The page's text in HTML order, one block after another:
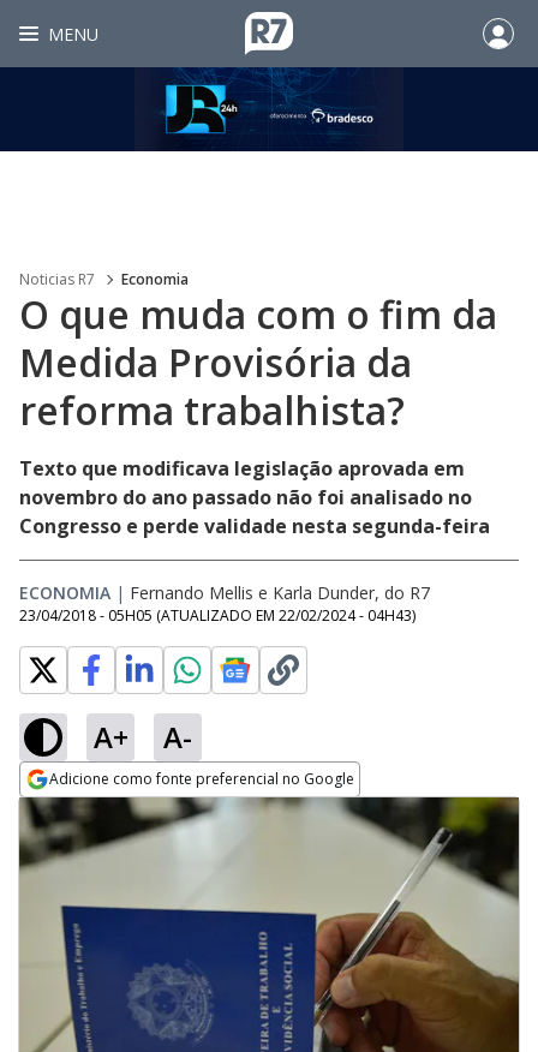
MENU
Noticias R7 Economia
O que muda com o fim da
Medida Provisória da
reforma trabalhista?
Texto que modificava legislação aprovada em
novembro do ano passado não foi analisado no
Congresso e perde validade nesta segunda-feira
ECONOMIA | Fernando Mellis e Karla Dunder, do R7
23/04/2018 - 05H05 (ATUALIZADO EM 22/02/2024 - 04H43)
A+ A-
Adicione como fonte preferencial no Google
Opens in new window